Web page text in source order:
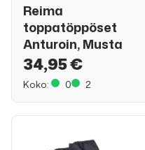
Reima
toppatöppöset
Anturoin, Musta
34,95 €
Koko: 0 2